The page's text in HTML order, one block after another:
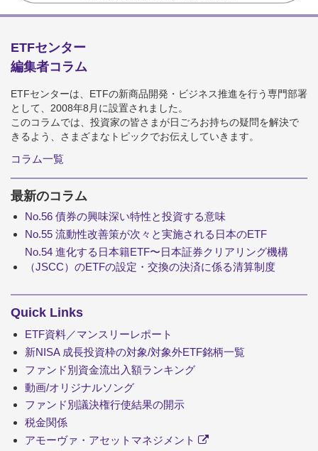
ETFセンター
編集者コラム
ETFセンターは、ETFの新商品開発・ビジネス推進を行う専門部署
として、2008年8月に設置されました。
このコラムでは、投資家の皆さまが日ごろお持ちの疑問を解決で
きるよう、さまざまなトピックでお伝えしていきます。
コラム一覧
最新のコラム
No.56 債券の興味深い特性と投資する意味
No.55 流動性改善策が次々と実施される日本のETF
No.54 進化する日本籍ETF〜日本証券クリアリング機構
（JSCC）のETFの設定・交換の決済に係る清算制度
Quick Links
ETF資料／マンスリーレポート
新NISA 成長投資枠の対象/対象外ETF銘柄一覧
ファンド別資金流出入額ランキング
動画/オリジナルソング
ファンド別議決権行使結果の開示
税金関係
アモーヴァ・アセットマネジメント